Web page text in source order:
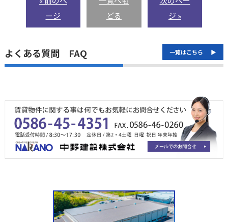
ージ
どる
ジ »
よくある質問 FAQ 一覧はこちら